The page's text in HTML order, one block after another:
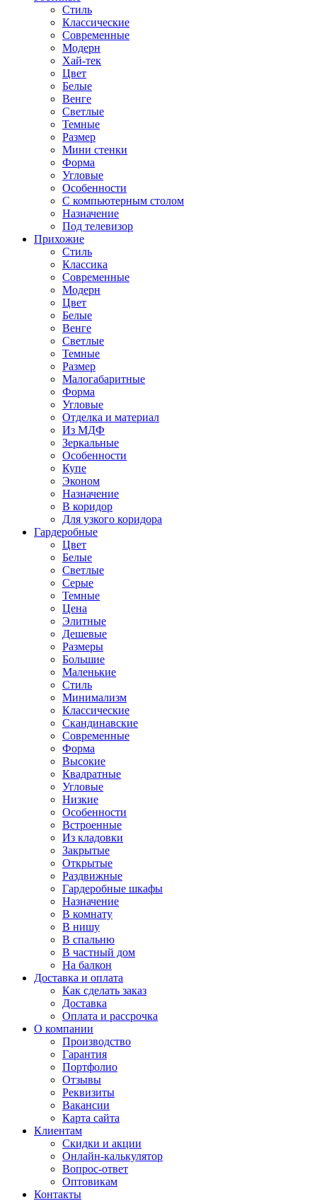
Стиль
Классические
Современные
Модерн
Хай-тек
Цвет
Белые
Венге
Светлые
Темные
Размер
Мини стенки
Форма
Угловые
Особенности
С компьютерным столом
Назначение
Под телевизор
Прихожие
Стиль
Классика
Современные
Модерн
Цвет
Белые
Венге
Светлые
Темные
Размер
Малогабаритные
Форма
Угловые
Отделка и материал
Из МДФ
Зеркальные
Особенности
Купе
Эконом
Назначение
В коридор
Для узкого коридора
Гардеробные
Цвет
Белые
Светлые
Серые
Темные
Цена
Элитные
Дешевые
Размеры
Большие
Маленькие
Стиль
Минимализм
Классические
Скандинавские
Современные
Форма
Высокие
Квадратные
Угловые
Низкие
Особенности
Встроенные
Из кладовки
Закрытые
Открытые
Раздвижные
Гардеробные шкафы
Назначение
В комнату
В нишу
В спальню
В частный дом
На балкон
Доставка и оплата
Как сделать заказ
Доставка
Оплата и рассрочка
О компании
Производство
Гарантия
Портфолио
Отзывы
Реквизиты
Вакансии
Карта сайта
Клиентам
Скидки и акции
Онлайн-калькулятор
Вопрос-ответ
Оптовикам
Контакты